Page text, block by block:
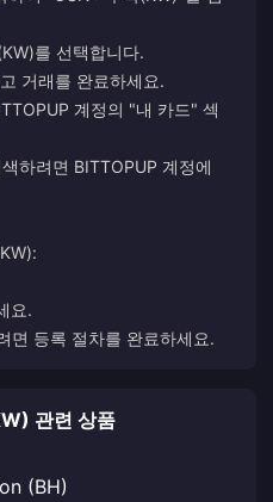
를 선택합니다.
거래를 완료하세요.
계정의 "내 카드" 섹
하려면 BITTOPUP 계정에
요.
면 등록 절차를 완료하세요.
관련 상품
(BH)